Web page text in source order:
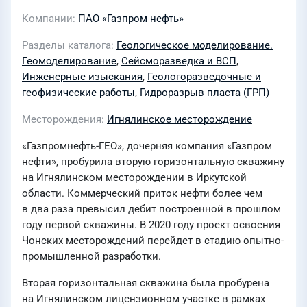
Компании ПАО «Газпром нефть»
Разделы каталога Геологическое моделирование.
Геомоделирование, Сейсморазведка и ВСП,
Инженерные изыскания, Геологоразведочные и
геофизические работы, Гидроразрыв пласта (ГРП)
Месторождения Игнялинское месторождение
«Газпромнефть-ГЕО», дочерняя компания «Газпром
нефти», пробурила вторую горизонтальную скважину
на Игнялинском месторождении в Иркутской
области. Коммерческий приток нефти более чем
в два раза превысил дебит построенной в прошлом
году первой скважины. В 2020 году проект освоения
Чонских месторождений перейдет в стадию опытно-
промышленной разработки.
Вторая горизонтальная скважина была пробурена
на Игнялинском лицензионном участке в рамках